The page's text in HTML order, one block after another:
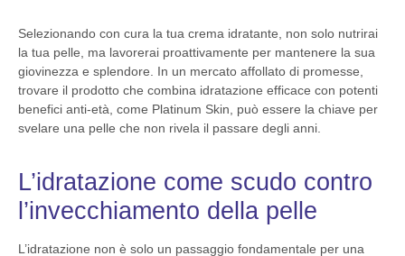
Selezionando con cura la tua crema idratante, non solo nutrirai
la tua pelle, ma lavorerai proattivamente per mantenere la sua
giovinezza e splendore. In un mercato affollato di promesse,
trovare il prodotto che combina idratazione efficace con potenti
benefici anti-età, come Platinum Skin, può essere la chiave per
svelare una pelle che non rivela il passare degli anni.
L’idratazione come scudo contro
l’invecchiamento della pelle
L’idratazione non è solo un passaggio fondamentale per una